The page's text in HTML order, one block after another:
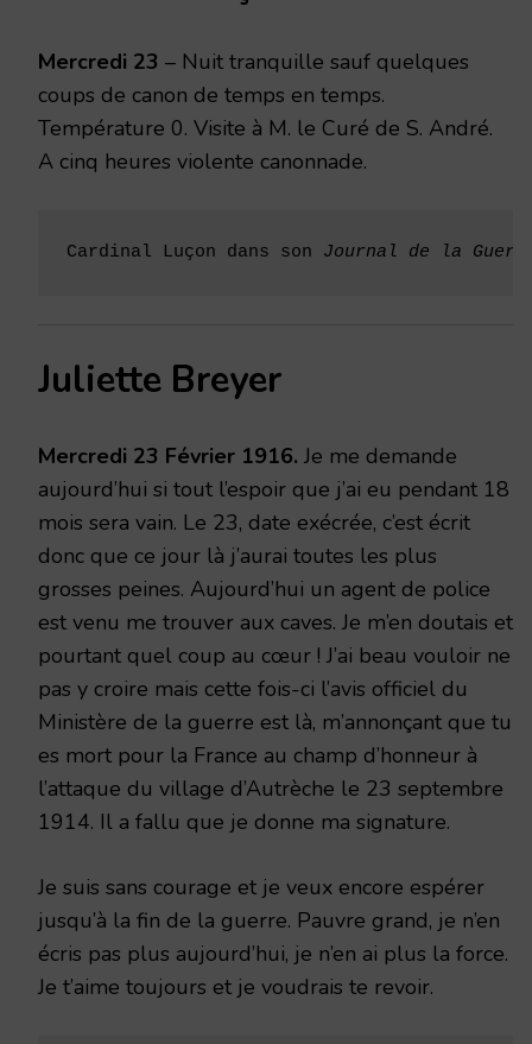
Mercredi 23 – Nuit tranquille sauf quelques
coups de canon de temps en temps.
Température 0. Visite à M. le Curé de S. André.
A cinq heures violente canonnade.
Cardinal Luçon dans son Journal de la
Juliette Breyer
Mercredi 23 Février 1916. Je me demande
aujourd’hui si tout l’espoir que j’ai eu pendant 18
mois sera vain. Le 23, date exécrée, c’est écrit
donc que ce jour là j’aurai toutes les plus
grosses peines. Aujourd’hui un agent de police
est venu me trouver aux caves. Je m’en doutais et
pourtant quel coup au cœur ! J’ai beau vouloir ne
pas y croire mais cette fois-ci l’avis officiel du
Ministère de la guerre est là, m’annonçant que tu
es mort pour la France au champ d’honneur à
l’attaque du village d’Autrèche le 23 septembre
1914. Il a fallu que je donne ma signature.
Je suis sans courage et je veux encore espérer
jusqu’à la fin de la guerre. Pauvre grand, je n’en
écris pas plus aujourd’hui, je n’en ai plus la force.
Je t’aime toujours et je voudrais te revoir.